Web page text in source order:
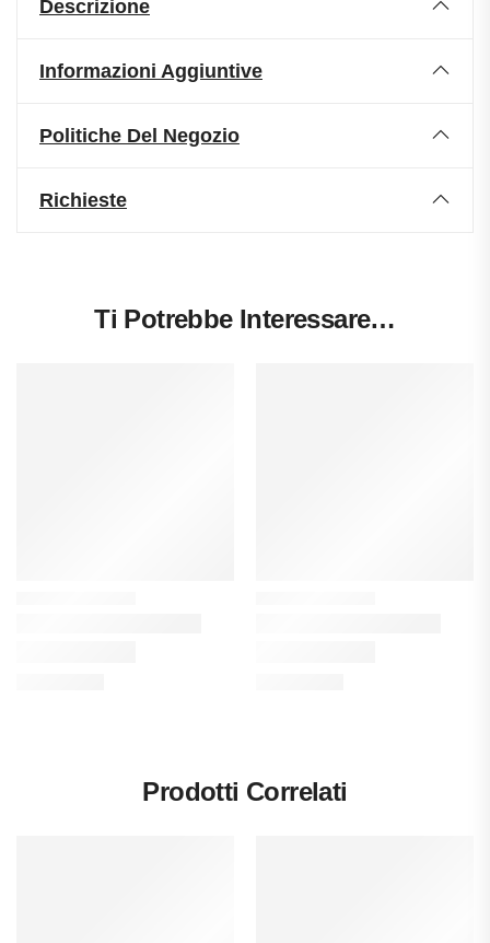
Descrizione
Informazioni Aggiuntive
Politiche Del Negozio
Richieste
Ti Potrebbe Interessare…
Prodotti Correlati